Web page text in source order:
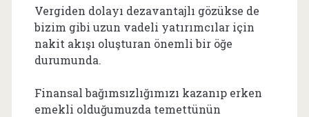
Vergiden dolayı dezavantajlı gözükse de
bizim gibi uzun vadeli yatırımcılar için
nakit akışı oluşturan önemli bir öğe
durumunda.
Finansal bağımsızlığımızı kazanıp erken
emekli olduğumuzda temettünün